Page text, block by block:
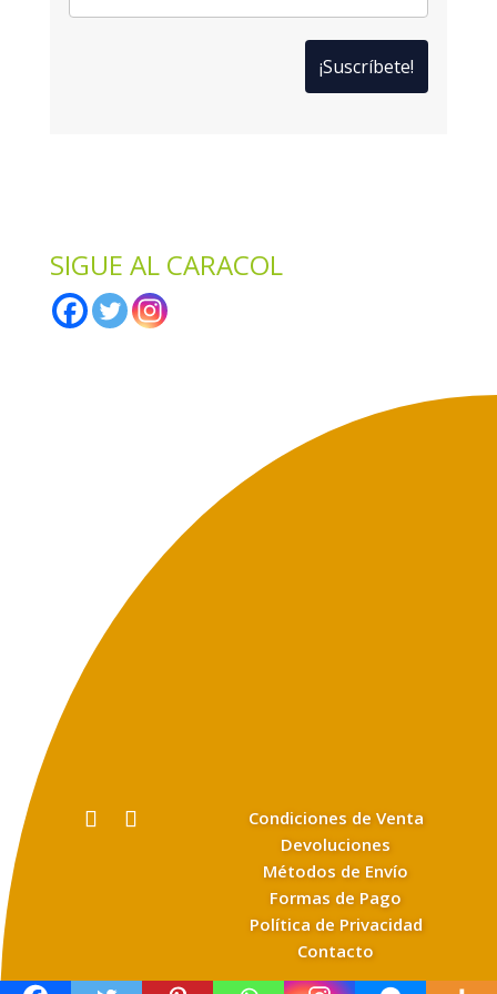
34,00€
SIGUE AL CARACOL
Condiciones de Venta
Devoluciones
Métodos de Envío
Formas de Pago
Política de Privacidad
Contacto